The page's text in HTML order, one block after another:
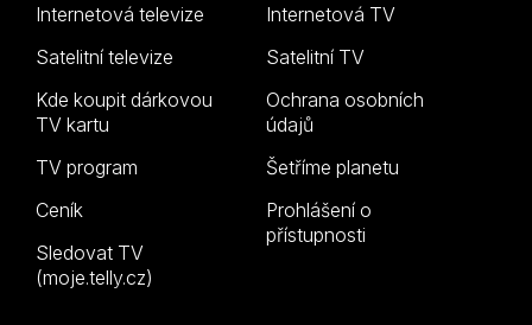
Internetová televize
Satelitní televize
Kde koupit dárkovou
TV kartu
TV program
Ceník
Sledovat TV
(moje.telly.cz)
Internetová TV
Satelitní TV
Ochrana osobních
údajů
Šetříme planetu
Prohlášení o
přístupnosti